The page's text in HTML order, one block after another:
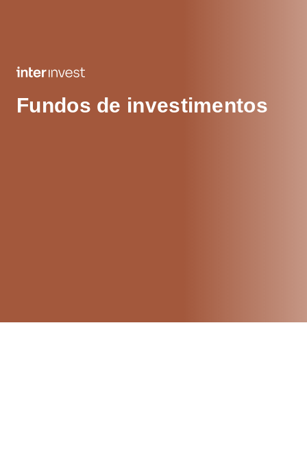
Fundos de investimentos